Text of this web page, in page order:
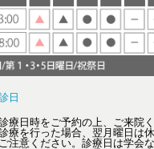
日
療日時をご予約の上、ご来院
療を行った場合、翌月曜日は
注意ください。診療日は学会